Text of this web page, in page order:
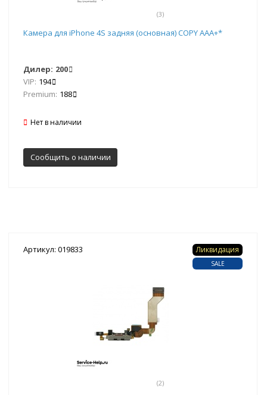
(3)
Камера для iPhone 4S задняя (основная) COPY ААА+*
Дилер: 200
VIP: 194
Premium: 188
Нет в наличии
Сообщить о наличии
Артикул: 019833
(2)
Ликвидация
SALE